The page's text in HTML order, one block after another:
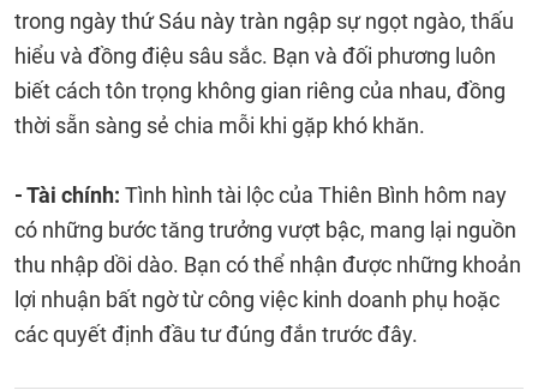
trong ngày thứ Sáu này tràn ngập sự ngọt ngào, thấu
hiểu và đồng điệu sâu sắc. Bạn và đối phương luôn
biết cách tôn trọng không gian riêng của nhau, đồng
thời sẵn sàng sẻ chia mỗi khi gặp khó khăn.
- Tài chính: Tình hình tài lộc của Thiên Bình hôm nay
có những bước tăng trưởng vượt bậc, mang lại nguồn
thu nhập dồi dào. Bạn có thể nhận được những khoản
lợi nhuận bất ngờ từ công việc kinh doanh phụ hoặc
các quyết định đầu tư đúng đắn trước đây.